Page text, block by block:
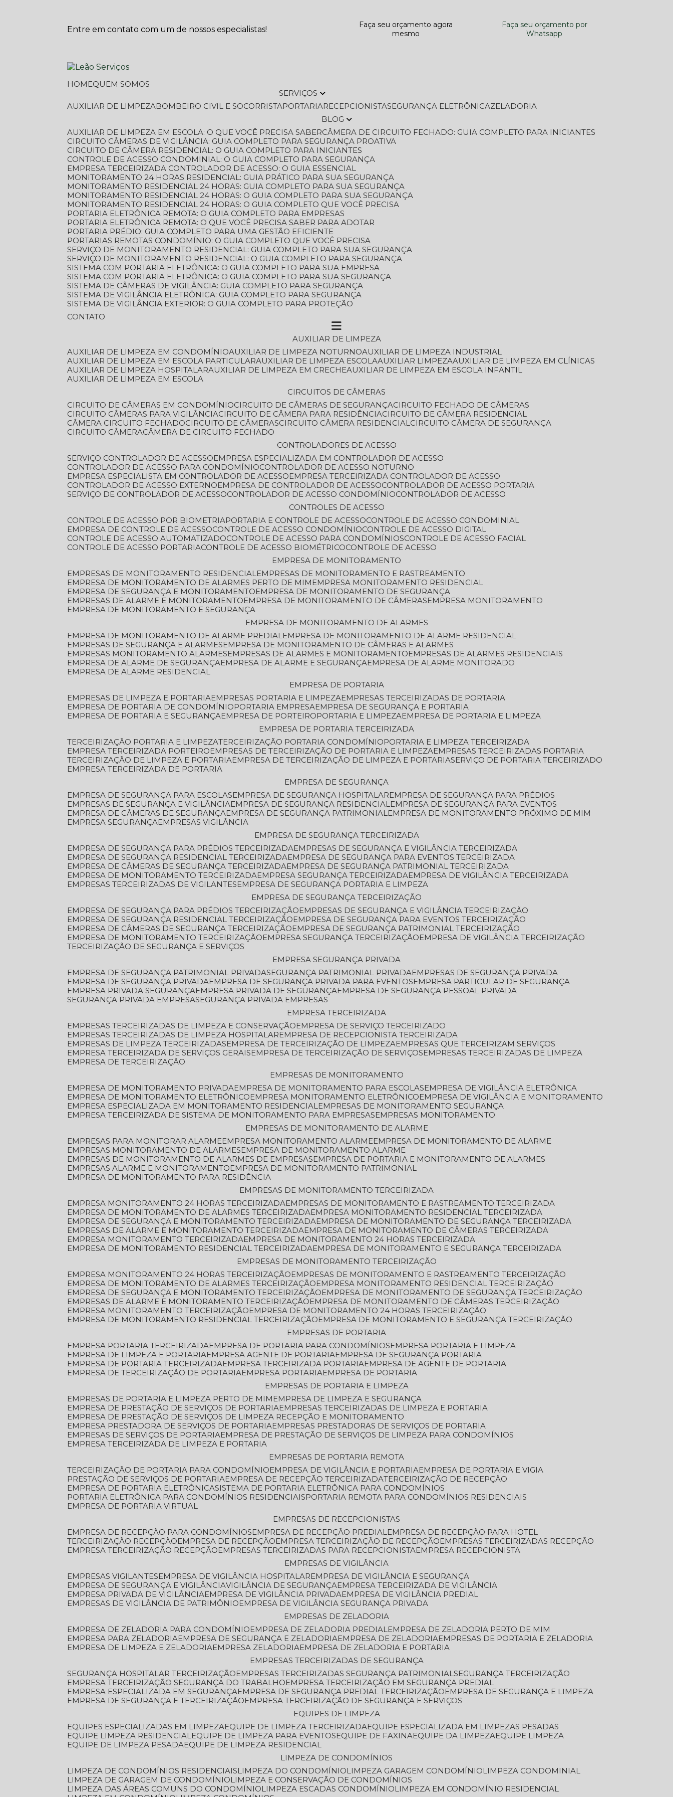
Entre em contato com um de nossos especialistas!
Faça seu orçamento agora
mesmo
Faça seu orçamento por
Whatsapp
HOME
QUEM SOMOS
SERVIÇOS
AUXILIAR DE LIMPEZA
BOMBEIRO CIVIL E SOCORRISTA PORTARIA RECEPCIONISTA SEGURANÇA ELETRÔNICA
ZELADORIA
BLOG
AUXILIAR DE LIMPEZA EM ESCOLA: O QUE VOCÊ PRECISA SABER
CÂMERA DE CIRCUITO FECHADO: GUIA COMPLETO PARA INICIANTES
CIRCUITO CÂMERAS DE VIGILÂNCIA: GUIA COMPLETO PARA SEGURANÇA PROATIVA
CIRCUITO DE CÂMERA RESIDENCIAL: O GUIA COMPLETO PARA INICIANTES
CONTROLE DE ACESSO CONDOMINIAL: O GUIA COMPLETO PARA SEGURANÇA
EMPRESA TERCEIRIZADA CONTROLADOR DE ACESSO: O GUIA ESSENCIAL
MONITORAMENTO 24 HORAS RESIDENCIAL: GUIA PRÁTICO PARA SUA SEGURANÇA
MONITORAMENTO RESIDENCIAL 24 HORAS: GUIA COMPLETO PARA SUA SEGURANÇA
MONITORAMENTO RESIDENCIAL 24 HORAS: O GUIA COMPLETO PARA SUA SEGURANÇA
MONITORAMENTO RESIDENCIAL 24 HORAS: O GUIA COMPLETO QUE VOCÊ PRECISA
PORTARIA ELETRÔNICA REMOTA: O GUIA COMPLETO PARA EMPRESAS
PORTARIA ELETRÔNICA REMOTA: O QUE VOCÊ PRECISA SABER PARA ADOTAR
PORTARIA PRÉDIO: GUIA COMPLETO PARA UMA GESTÃO EFICIENTE
PORTARIAS REMOTAS CONDOMÍNIO: O GUIA COMPLETO QUE VOCÊ PRECISA
SERVIÇO DE MONITORAMENTO RESIDENCIAL: GUIA COMPLETO PARA SUA SEGURANÇA
SERVIÇO DE MONITORAMENTO RESIDENCIAL: O GUIA COMPLETO PARA SEGURANÇA
SISTEMA COM PORTARIA ELETRÔNICA: O GUIA COMPLETO PARA SUA EMPRESA
SISTEMA COM PORTARIA ELETRÔNICA: O GUIA COMPLETO PARA SUA SEGURANÇA
SISTEMA DE CÂMERAS DE VIGILÂNCIA: GUIA COMPLETO PARA SEGURANÇA
SISTEMA DE VIGILÂNCIA ELETRÔNICA: GUIA COMPLETO PARA SEGURANÇA
SISTEMA DE VIGILÂNCIA EXTERIOR: O GUIA COMPLETO PARA PROTEÇÃO
CONTATO
AUXILIAR DE LIMPEZA
AUXILIAR DE LIMPEZA EM CONDOMÍNIO
AUXILIAR DE LIMPEZA NOTURNO
AUXILIAR DE LIMPEZA INDUSTRIAL
AUXILIAR DE LIMPEZA EM ESCOLA PARTICULAR
AUXILIAR DE LIMPEZA ESCOLA AUXILIAR LIMPEZA
AUXILIAR DE LIMPEZA EM CLÍNICAS
AUXILIAR DE LIMPEZA HOSPITALAR
AUXILIAR DE LIMPEZA EM CRECHE
AUXILIAR DE LIMPEZA EM ESCOLA INFANTIL
AUXILIAR DE LIMPEZA EM ESCOLA
CIRCUITOS DE CÂMERAS
CIRCUITO DE CÂMERAS EM CONDOMÍNIO
CIRCUITO DE CÂMERAS DE SEGURANÇA
CIRCUITO FECHADO DE CÂMERAS
CIRCUITO CÂMERAS PARA VIGILÂNCIA
CIRCUITO DE CÂMERA PARA RESIDÊNCIA
CIRCUITO DE CÂMERA RESIDENCIAL
CÂMERA CIRCUITO FECHADO
CIRCUITO DE CÂMERAS CIRCUITO CÂMERA RESIDENCIAL
CIRCUITO CÂMERA DE SEGURANÇA
CIRCUITO CÂMERA
CÂMERA DE CIRCUITO FECHADO
CONTROLADORES DE ACESSO
SERVIÇO CONTROLADOR DE ACESSO
EMPRESA ESPECIALIZADA EM CONTROLADOR DE ACESSO
CONTROLADOR DE ACESSO PARA CONDOMÍNIO
CONTROLADOR DE ACESSO NOTURNO
EMPRESA ESPECIALISTA EM CONTROLADOR DE ACESSO
EMPRESA TERCEIRIZADA CONTROLADOR DE ACESSO
CONTROLADOR DE ACESSO EXTERNO
EMPRESA DE CONTROLADOR DE ACESSO
CONTROLADOR DE ACESSO PORTARIA
SERVIÇO DE CONTROLADOR DE ACESSO
CONTROLADOR DE ACESSO CONDOMÍNIO
CONTROLADOR DE ACESSO
CONTROLES DE ACESSO
CONTROLE DE ACESSO POR BIOMETRIA
PORTARIA E CONTROLE DE ACESSO
CONTROLE DE ACESSO CONDOMINIAL
EMPRESA DE CONTROLE DE ACESSO
CONTROLE DE ACESSO CONDOMÍNIO
CONTROLE DE ACESSO DIGITAL
CONTROLE DE ACESSO AUTOMATIZADO
CONTROLE DE ACESSO PARA CONDOMÍNIOS
CONTROLE DE ACESSO FACIAL
CONTROLE DE ACESSO PORTARIA CONTROLE DE ACESSO BIOMÉTRICO
CONTROLE DE ACESSO
EMPRESA DE MONITORAMENTO
EMPRESAS DE MONITORAMENTO RESIDENCIAL
EMPRESAS DE MONITORAMENTO E RASTREAMENTO
EMPRESA DE MONITORAMENTO DE ALARMES PERTO DE MIM
EMPRESA MONITORAMENTO RESIDENCIAL
EMPRESA DE SEGURANÇA E MONITORAMENTO
EMPRESA DE MONITORAMENTO DE SEGURANÇA
EMPRESAS DE ALARME E MONITORAMENTO
EMPRESA DE MONITORAMENTO DE CÂMERAS
EMPRESA MONITORAMENTO
EMPRESA DE MONITORAMENTO E SEGURANÇA
EMPRESA DE MONITORAMENTO DE ALARMES
EMPRESA DE MONITORAMENTO DE ALARME PREDIAL
EMPRESA DE MONITORAMENTO DE ALARME RESIDENCIAL
EMPRESAS DE SEGURANÇA E ALARMES
EMPRESA DE MONITORAMENTO DE CÂMERAS E ALARMES
EMPRESAS MONITORAMENTO ALARMES
EMPRESAS DE ALARMES E MONITORAMENTO
EMPRESAS DE ALARMES RESIDENCIAIS
EMPRESA DE ALARME DE SEGURANÇA
EMPRESA DE ALARME E SEGURANÇA
EMPRESA DE ALARME MONITORADO
EMPRESA DE ALARME RESIDENCIAL
EMPRESA DE PORTARIA
EMPRESAS DE LIMPEZA E PORTARIA
EMPRESAS PORTARIA E LIMPEZA
EMPRESAS TERCEIRIZADAS DE PORTARIA
EMPRESA DE PORTARIA DE CONDOMÍNIO
PORTARIA EMPRESA
EMPRESA DE SEGURANÇA E PORTARIA
EMPRESA DE PORTARIA E SEGURANÇA
EMPRESA DE PORTEIRO PORTARIA E LIMPEZA
EMPRESA DE PORTARIA E LIMPEZA
EMPRESA DE PORTARIA TERCEIRIZADA
TERCEIRIZAÇÃO PORTARIA E LIMPEZA TERCEIRIZAÇÃO PORTARIA CONDOMÍNIO
PORTARIA E LIMPEZA TERCEIRIZADA
EMPRESA TERCEIRIZADA PORTEIRO
EMPRESAS DE TERCEIRIZAÇÃO DE PORTARIA E LIMPEZA
EMPRESAS TERCEIRIZADAS PORTARIA
TERCEIRIZAÇÃO DE LIMPEZA E PORTARIA
EMPRESA DE TERCEIRIZAÇÃO DE LIMPEZA E PORTARIA SERVIÇO DE PORTARIA TERCEIRIZADO
EMPRESA TERCEIRIZADA DE PORTARIA
EMPRESA DE SEGURANÇA
EMPRESA DE SEGURANÇA PARA ESCOLAS
EMPRESA DE SEGURANÇA HOSPITALAR
EMPRESA DE SEGURANÇA PARA PRÉDIOS
EMPRESAS DE SEGURANÇA E VIGILÂNCIA
EMPRESA DE SEGURANÇA RESIDENCIAL
EMPRESA DE SEGURANÇA PARA EVENTOS
EMPRESA DE CÂMERAS DE SEGURANÇA
EMPRESA DE SEGURANÇA PATRIMONIAL
EMPRESA DE MONITORAMENTO PRÓXIMO DE MIM
EMPRESA SEGURANÇA
EMPRESAS VIGILÂNCIA
EMPRESA DE SEGURANÇA TERCEIRIZADA
EMPRESA DE SEGURANÇA PARA PRÉDIOS TERCEIRIZADA
EMPRESAS DE SEGURANÇA E VIGILÂNCIA TERCEIRIZADA
EMPRESA DE SEGURANÇA RESIDENCIAL TERCEIRIZADA
EMPRESA DE SEGURANÇA PARA EVENTOS TERCEIRIZADA
EMPRESA DE CÂMERAS DE SEGURANÇA TERCEIRIZADA
EMPRESA DE SEGURANÇA PATRIMONIAL TERCEIRIZADA
EMPRESA DE MONITORAMENTO TERCEIRIZADA
EMPRESA SEGURANÇA TERCEIRIZADA
EMPRESA DE VIGILÂNCIA TERCEIRIZADA
EMPRESAS TERCEIRIZADAS DE VIGILANTES
EMPRESA DE SEGURANÇA PORTARIA E LIMPEZA
EMPRESA DE SEGURANÇA TERCEIRIZAÇÃO
EMPRESA DE SEGURANÇA PARA PRÉDIOS TERCEIRIZAÇÃO
EMPRESAS DE SEGURANÇA E VIGILÂNCIA TERCEIRIZAÇÃO
EMPRESA DE SEGURANÇA RESIDENCIAL TERCEIRIZAÇÃO
EMPRESA DE SEGURANÇA PARA EVENTOS TERCEIRIZAÇÃO
EMPRESA DE CÂMERAS DE SEGURANÇA TERCEIRIZAÇÃO
EMPRESA DE SEGURANÇA PATRIMONIAL TERCEIRIZAÇÃO
EMPRESA DE MONITORAMENTO TERCEIRIZAÇÃO
EMPRESA SEGURANÇA TERCEIRIZAÇÃO
EMPRESA DE VIGILÂNCIA TERCEIRIZAÇÃO
TERCEIRIZAÇÃO DE SEGURANÇA E SERVIÇOS
EMPRESA SEGURANÇA PRIVADA
EMPRESA DE SEGURANÇA PATRIMONIAL PRIVADA SEGURANÇA PATRIMONIAL PRIVADA
EMPRESAS DE SEGURANÇA PRIVADA
EMPRESA DE SEGURANÇA PRIVADA
EMPRESA DE SEGURANÇA PRIVADA PARA EVENTOS
EMPRESA PARTICULAR DE SEGURANÇA
EMPRESA PRIVADA SEGURANÇA
EMPRESA PRIVADA DE SEGURANÇA
EMPRESA DE SEGURANÇA PESSOAL PRIVADA
SEGURANÇA PRIVADA EMPRESA SEGURANÇA PRIVADA EMPRESAS
EMPRESA TERCEIRIZADA
EMPRESAS TERCEIRIZADAS DE LIMPEZA E CONSERVAÇÃO
EMPRESA DE SERVIÇO TERCEIRIZADO
EMPRESAS TERCEIRIZADAS DE LIMPEZA HOSPITALAR
EMPRESA DE RECEPCIONISTA TERCEIRIZADA
EMPRESAS DE LIMPEZA TERCEIRIZADAS
EMPRESA DE TERCEIRIZAÇÃO DE LIMPEZA
EMPRESAS QUE TERCEIRIZAM SERVIÇOS
EMPRESA TERCEIRIZADA DE SERVIÇOS GERAIS
EMPRESA DE TERCEIRIZAÇÃO DE SERVIÇOS
EMPRESAS TERCEIRIZADAS DE LIMPEZA
EMPRESA DE TERCEIRIZAÇÃO
EMPRESAS DE MONITORAMENTO
EMPRESA DE MONITORAMENTO PRIVADA
EMPRESA DE MONITORAMENTO PARA ESCOLAS
EMPRESA DE VIGILÂNCIA ELETRÔNICA
EMPRESA DE MONITORAMENTO ELETRÔNICO
EMPRESA MONITORAMENTO ELETRÔNICO
EMPRESA DE VIGILÂNCIA E MONITORAMENTO
EMPRESA ESPECIALIZADA EM MONITORAMENTO RESIDENCIAL
EMPRESAS DE MONITORAMENTO SEGURANÇA
EMPRESA TERCEIRIZADA DE SISTEMA DE MONITORAMENTO PARA EMPRESAS
EMPRESAS MONITORAMENTO
EMPRESAS DE MONITORAMENTO DE ALARME
EMPRESAS PARA MONITORAR ALARME
EMPRESA MONITORAMENTO ALARME
EMPRESA DE MONITORAMENTO DE ALARME
EMPRESAS MONITORAMENTO DE ALARMES
EMPRESA DE MONITORAMENTO ALARME
EMPRESAS DE MONITORAMENTO DE ALARMES DE EMPRESAS
EMPRESA DE PORTARIA E MONITORAMENTO DE ALARMES
EMPRESAS ALARME E MONITORAMENTO
EMPRESA DE MONITORAMENTO PATRIMONIAL
EMPRESA DE MONITORAMENTO PARA RESIDÊNCIA
EMPRESAS DE MONITORAMENTO TERCEIRIZADA
EMPRESA MONITORAMENTO 24 HORAS TERCEIRIZADA
EMPRESAS DE MONITORAMENTO E RASTREAMENTO TERCEIRIZADA
EMPRESA DE MONITORAMENTO DE ALARMES TERCEIRIZADA
EMPRESA MONITORAMENTO RESIDENCIAL TERCEIRIZADA
EMPRESA DE SEGURANÇA E MONITORAMENTO TERCEIRIZADA
EMPRESA DE MONITORAMENTO DE SEGURANÇA TERCEIRIZADA
EMPRESAS DE ALARME E MONITORAMENTO TERCEIRIZADA
EMPRESA DE MONITORAMENTO DE CÂMERAS TERCEIRIZADA
EMPRESA MONITORAMENTO TERCEIRIZADA
EMPRESA DE MONITORAMENTO 24 HORAS TERCEIRIZADA
EMPRESA DE MONITORAMENTO RESIDENCIAL TERCEIRIZADA
EMPRESA DE MONITORAMENTO E SEGURANÇA TERCEIRIZADA
EMPRESAS DE MONITORAMENTO TERCEIRIZAÇÃO
EMPRESA MONITORAMENTO 24 HORAS TERCEIRIZAÇÃO
EMPRESAS DE MONITORAMENTO E RASTREAMENTO TERCEIRIZAÇÃO
EMPRESA DE MONITORAMENTO DE ALARMES TERCEIRIZAÇÃO
EMPRESA MONITORAMENTO RESIDENCIAL TERCEIRIZAÇÃO
EMPRESA DE SEGURANÇA E MONITORAMENTO TERCEIRIZAÇÃO
EMPRESA DE MONITORAMENTO DE SEGURANÇA TERCEIRIZAÇÃO
EMPRESAS DE ALARME E MONITORAMENTO TERCEIRIZAÇÃO
EMPRESA DE MONITORAMENTO DE CÂMERAS TERCEIRIZAÇÃO
EMPRESA MONITORAMENTO TERCEIRIZAÇÃO
EMPRESA DE MONITORAMENTO 24 HORAS TERCEIRIZAÇÃO
EMPRESA DE MONITORAMENTO RESIDENCIAL TERCEIRIZAÇÃO
EMPRESA DE MONITORAMENTO E SEGURANÇA TERCEIRIZAÇÃO
EMPRESAS DE PORTARIA
EMPRESA PORTARIA TERCEIRIZADA
EMPRESA DE PORTARIA PARA CONDOMÍNIOS
EMPRESA PORTARIA E LIMPEZA
EMPRESA DE LIMPEZA E PORTARIA
EMPRESA AGENTE DE PORTARIA
EMPRESA DE SEGURANÇA PORTARIA
EMPRESA DE PORTARIA TERCEIRIZADA
EMPRESA TERCEIRIZADA PORTARIA
EMPRESA DE AGENTE DE PORTARIA
EMPRESA DE TERCEIRIZAÇÃO DE PORTARIA
EMPRESA PORTARIA
EMPRESA DE PORTARIA
EMPRESAS DE PORTARIA E LIMPEZA
EMPRESAS DE PORTARIA E LIMPEZA PERTO DE MIM
EMPRESA DE LIMPEZA E SEGURANÇA
EMPRESA DE PRESTAÇÃO DE SERVIÇOS DE PORTARIA
EMPRESAS TERCEIRIZADAS DE LIMPEZA E PORTARIA
EMPRESA DE PRESTAÇÃO DE SERVIÇOS DE LIMPEZA RECEPÇÃO E MONITORAMENTO
EMPRESA PRESTADORA DE SERVIÇOS DE PORTARIA
EMPRESAS PRESTADORAS DE SERVIÇOS DE PORTARIA
EMPRESAS DE SERVIÇOS DE PORTARIA
EMPRESA DE PRESTAÇÃO DE SERVIÇOS DE LIMPEZA PARA CONDOMÍNIOS
EMPRESA TERCEIRIZADA DE LIMPEZA E PORTARIA
EMPRESAS DE PORTARIA REMOTA
TERCEIRIZAÇÃO DE PORTARIA PARA CONDOMÍNIO
EMPRESA DE VIGILÂNCIA E PORTARIA
EMPRESA DE PORTARIA E VIGIA
PRESTAÇÃO DE SERVIÇOS DE PORTARIA
EMPRESA DE RECEPÇÃO TERCEIRIZADA TERCEIRIZAÇÃO DE RECEPÇÃO
EMPRESA DE PORTARIA ELETRÔNICA SISTEMA DE PORTARIA ELETRÔNICA PARA CONDOMÍNIOS
PORTARIA ELETRÔNICA PARA CONDOMÍNIOS RESIDENCIAIS
PORTARIA REMOTA PARA CONDOMÍNIOS RESIDENCIAIS
EMPRESA DE PORTARIA VIRTUAL
EMPRESAS DE RECEPCIONISTAS
EMPRESA DE RECEPÇÃO PARA CONDOMÍNIOS
EMPRESA DE RECEPÇÃO PREDIAL
EMPRESA DE RECEPÇÃO PARA HOTEL
TERCEIRIZAÇÃO RECEPÇÃO
EMPRESA DE RECEPÇÃO EMPRESA TERCEIRIZAÇÃO DE RECEPÇÃO
EMPRESAS TERCEIRIZADAS RECEPÇÃO
EMPRESA TERCEIRIZAÇÃO RECEPÇÃO
EMPRESAS TERCEIRIZADAS PARA RECEPCIONISTA
EMPRESA RECEPCIONISTA
EMPRESAS DE VIGILÂNCIA
EMPRESAS VIGILANTES
EMPRESA DE VIGILÂNCIA HOSPITALAR
EMPRESA DE VIGILÂNCIA E SEGURANÇA
EMPRESA DE SEGURANÇA E VIGILÂNCIA VIGILÂNCIA DE SEGURANÇA
EMPRESA TERCEIRIZADA DE VIGILÂNCIA
EMPRESA PRIVADA DE VIGILÂNCIA
EMPRESA DE VIGILÂNCIA PRIVADA
EMPRESA DE VIGILÂNCIA PREDIAL
EMPRESAS DE VIGILÂNCIA DE PATRIMÔNIO
EMPRESA DE VIGILÂNCIA SEGURANÇA PRIVADA
EMPRESAS DE ZELADORIA
EMPRESA DE ZELADORIA PARA CONDOMÍNIO
EMPRESA DE ZELADORIA PREDIAL
EMPRESA DE ZELADORIA PERTO DE MIM
EMPRESA PARA ZELADORIA
EMPRESA DE SEGURANÇA E ZELADORIA EMPRESA DE ZELADORIA
EMPRESAS DE PORTARIA E ZELADORIA
EMPRESA DE LIMPEZA E ZELADORIA
EMPRESA ZELADORIA
EMPRESA DE ZELADORIA E PORTARIA
EMPRESAS TERCEIRIZADAS DE SEGURANÇA
SEGURANÇA HOSPITALAR TERCEIRIZAÇÃO
EMPRESAS TERCEIRIZADAS SEGURANÇA PATRIMONIAL SEGURANÇA TERCEIRIZAÇÃO
EMPRESA TERCEIRIZAÇÃO SEGURANÇA DO TRABALHO
EMPRESA TERCEIRIZAÇÃO EM SEGURANÇA PREDIAL
EMPRESA ESPECIALIZADA EM SEGURANÇA
EMPRESA DE SEGURANÇA PREDIAL TERCEIRIZAÇÃO
EMPRESA DE SEGURANÇA E LIMPEZA
EMPRESA DE SEGURANÇA E TERCEIRIZAÇÃO
EMPRESA TERCEIRIZAÇÃO DE SEGURANÇA E SERVIÇOS
EQUIPES DE LIMPEZA
EQUIPES ESPECIALIZADAS EM LIMPEZA EQUIPE DE LIMPEZA TERCEIRIZADA EQUIPE ESPECIALIZADA EM LIMPEZAS PESADAS
EQUIPE LIMPEZA RESIDENCIAL EQUIPE DE LIMPEZA PARA EVENTOS EQUIPE DE FAXINA EQUIPE DA LIMPEZA EQUIPE LIMPEZA
EQUIPE DE LIMPEZA PESADA EQUIPE DE LIMPEZA RESIDENCIAL
LIMPEZA DE CONDOMÍNIOS
LIMPEZA DE CONDOMÍNIOS RESIDENCIAIS
LIMPEZA DO CONDOMÍNIO LIMPEZA GARAGEM CONDOMÍNIO
LIMPEZA CONDOMINIAL
LIMPEZA DE GARAGEM DE CONDOMÍNIO
LIMPEZA E CONSERVAÇÃO DE CONDOMÍNIOS
LIMPEZA DAS ÁREAS COMUNS DO CONDOMÍNIO
LIMPEZA ESCADAS CONDOMÍNIO
LIMPEZA EM CONDOMÍNIO RESIDENCIAL